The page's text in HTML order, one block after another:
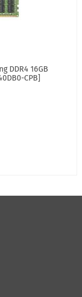
DDR4 16GB
CPB]